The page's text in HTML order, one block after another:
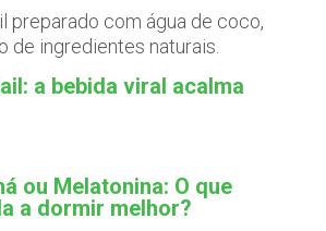
a bebida viral acalma
ou Melatonina: O que
a dormir melhor?